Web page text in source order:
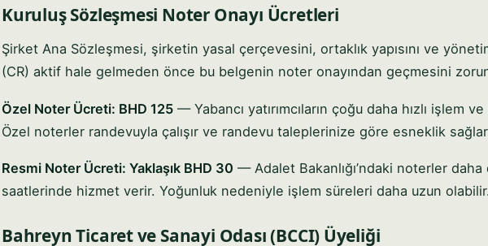
Kuruluş Sözleşmesi Noter Onayı Ücretleri
Şirket Ana Sözleşmesi, şirketin yasal çerçevesini, ortaklık yapısını ve
(CR) aktif hale gelmeden önce bu belgenin noter onayından geçmesini
Özel Noter Ücreti: BHD 125 — Yabancı yatırımcıların çoğu daha hızlı
Özel noterler randevuyla çalışır ve randevu taleplerinize göre esneklik
Resmi Noter Ücreti: Yaklaşık BHD 30 — Adalet Bakanlığı’ndaki noterler
saatlerinde hizmet verir. Yoğunluk nedeniyle işlem süreleri daha uzun olabilir.
Bahreyn Ticaret ve Sanayi Odası (BCCI) Üyeliği